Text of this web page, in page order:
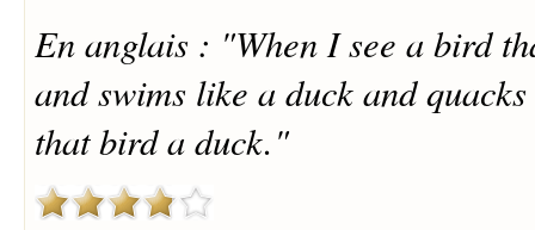
En anglais : "When I see a bird
and swims like a duck and
that bird a duck."